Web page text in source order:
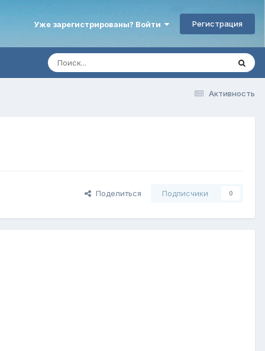
Уже зарегистрированы? Войти Регистрация
Активность
Поделиться Подписчики 0